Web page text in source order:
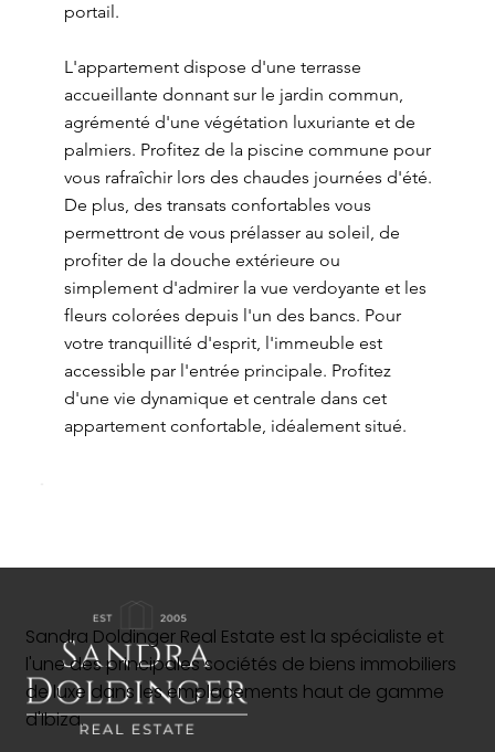
portail.
L'appartement dispose d'une terrasse
accueillante donnant sur le jardin commun,
agrémenté d'une végétation luxuriante et de
palmiers. Profitez de la piscine commune pour
vous rafraîchir lors des chaudes journées d'été.
De plus, des transats confortables vous
permettront de vous prélasser au soleil, de
profiter de la douche extérieure ou
simplement d'admirer la vue verdoyante et les
fleurs colorées depuis l'un des bancs. Pour
votre tranquillité d'esprit, l'immeuble est
accessible par l'entrée principale. Profitez
d'une vie dynamique et centrale dans cet
appartement confortable, idéalement situé.
Sandra Doldinger Real Estate est la spécialiste et
l'une des principales sociétés de biens immobiliers
de luxe dans les emplacements haut de gamme
d'Ibiza.